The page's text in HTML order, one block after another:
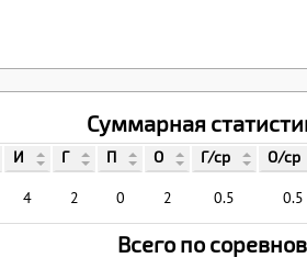
Суммарная
И Г П О Г/ср О/ср
4 2 0 2 0.5 0.5
Всего по